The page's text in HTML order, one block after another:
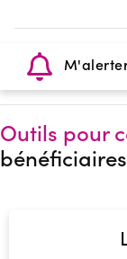
Outils pour
bénéficiaires